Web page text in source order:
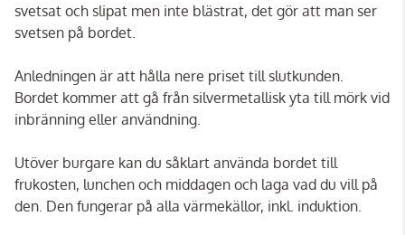
svetsat och slipat men inte blästrat, det gör att man ser
svetsen på bordet.
Anledningen är att hålla nere priset till slutkunden.
Bordet kommer att gå från silvermetallisk yta till mörk vid
inbränning eller användning.
Utöver burgare kan du såklart använda bordet till
frukosten, lunchen och middagen och laga vad du vill på
den. Den fungerar på alla värmekällor, inkl. induktion.